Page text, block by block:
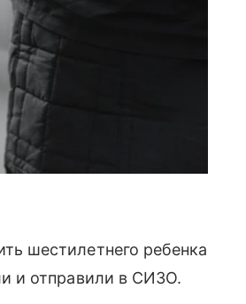
шестилетнего ребенка
и отправили в СИЗО.